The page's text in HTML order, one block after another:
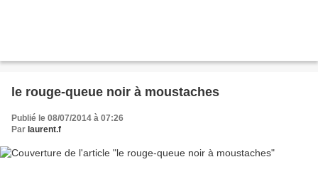
le rouge-queue noir à moustaches
Publié le 08/07/2014 à 07:26
Par laurent.f